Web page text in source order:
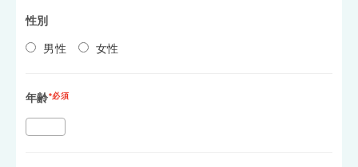
性別
男性 女性
年齢*必須